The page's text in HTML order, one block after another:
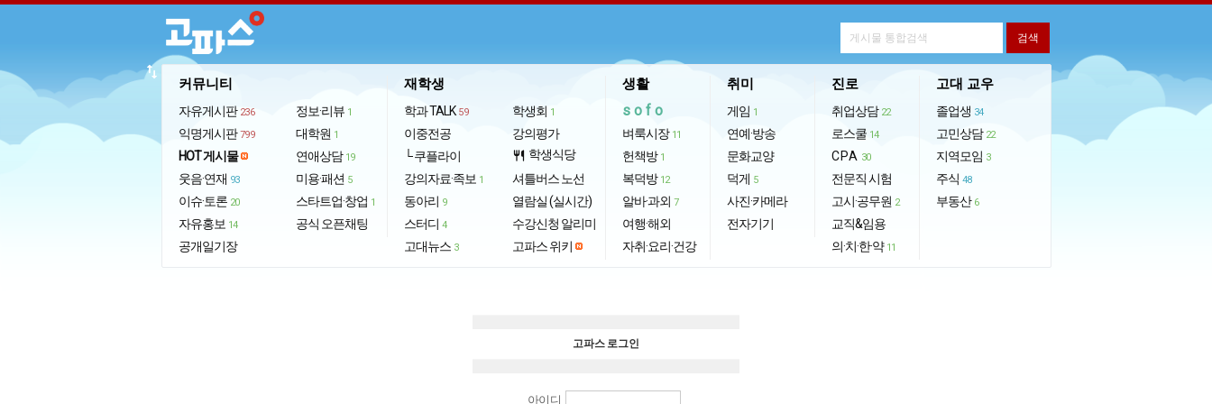
커뮤니티
자유게시판 236
익명게시판 799
HOT 게시물
웃음·연재 93
이슈·토론 20
자유홍보 14
공개일기장
정보·리뷰 1
대학원 1
연애상담 19
미용·패션 5
스타트업·창업 1
공식 오픈채팅
재학생
학과 TALK 59
이중전공
└ 쿠플라이
강의자료·족보 1
동아리 9
스터디 4
고대뉴스 3
학생회 1
강의평가
restaurant 학생식당
셔틀버스 노선
열람실 (실시간)
수강신청 알리미
고파스 위키
생활
sofo
벼룩시장 11
헌책방 1
복덕방 12
알바·과외 7
여행·해외
자취·요리·건강
취미
게임 1
연예·방송
문화교양
덕게 5
사진·카메라
전자기기
진로
취업상담 22
로스쿨 14
CPA 30
전문직 시험
고시·공무원 2
교직&임용
의·치·한·약 11
고대 교우
졸업생 34
고민상담 22
지역모임 3
주식 48
부동산 6
import_export
고파스 로그인
아이디